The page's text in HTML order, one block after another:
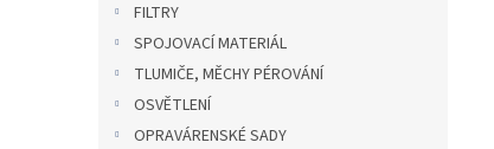
FILTRY
SPOJOVACÍ MATERIÁL
TLUMIČE, MĚCHY PÉROVÁNÍ
OSVĚTLENÍ
OPRAVÁRENSKÉ SADY